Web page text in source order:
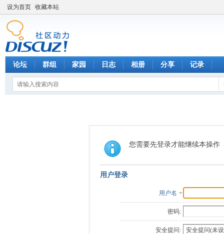
设为首页 收藏本站
论坛 群组 家园 日志 相册 分享 记录
您需要先登录才能继续本操作
用户登录
用户名
密码:
安全提问: